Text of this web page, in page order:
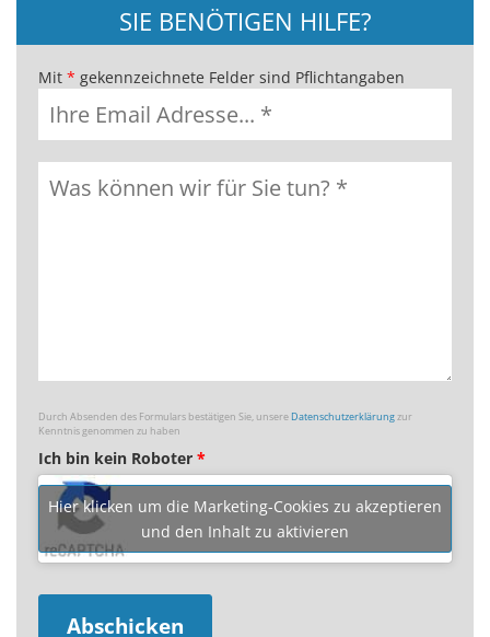
SIE BENÖTIGEN HILFE?
Mit * gekennzeichnete Felder sind Pflichtangaben
Durch Absenden des Formulars bestätigen Sie, unsereDatenschutzerklärungzur
Kenntnis genommen zu haben
Ich bin kein Roboter *
Hier klicken um die Marketing-Cookies zu akzeptieren
und den Inhalt zu aktivieren